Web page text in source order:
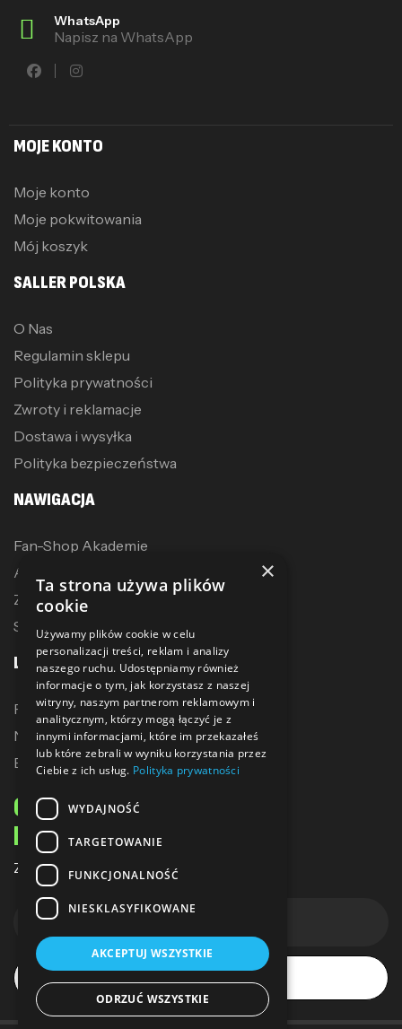
WhatsApp
Napisz na WhatsApp
MOJE KONTO
Moje konto
Moje pokwitowania
Mój koszyk
SALLER POLSKA
O Nas
Regulamin sklepu
Polityka prywatności
Zwroty i reklamacje
Dostawa i wysyłka
Polityka bezpieczeństwa
NAWIGACJA
Fan-Shop Akademie
Akcesoria treningowe
Zostań dystrybutorem
Sublimacja
LINKI
Promocje
Nowe produkty
Bestsellery
ODBIERZ 10% ZNIŻKI
NA PIERWSZE ZAKUPY
Zapisz się do naszego newslettera
Subskrybuj
×
Ta strona używa plików
cookie
Używamy plików cookie w celu
personalizacji treści, reklam i analizy
naszego ruchu. Udostępniamy również
informacje o tym, jak korzystasz z naszej
witryny, naszym partnerom reklamowym i
analitycznym, którzy mogą łączyć je z
innymi informacjami, które im przekazałeś
lub które zebrali w wyniku korzystania przez
Ciebie z ich usług. Polityka prywatności
WYDAJNOŚĆ
TARGETOWANIE
FUNKCJONALNOŚĆ
NIESKLASYFIKOWANE
AKCEPTUJ WSZYSTKIE
ODRZUĆ WSZYSTKIE